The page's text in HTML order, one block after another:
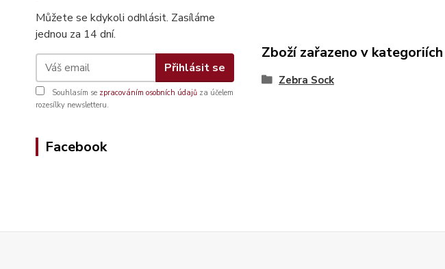
Můžete se kdykoli odhlásit. Zasíláme
jednou za 14 dní.
Přihlásit se
Souhlasím se zpracováním osobních údajů za účelem
rozesílky newsletteru.
Facebook
Zboží zařazeno v kategoriích
Zebra Sock